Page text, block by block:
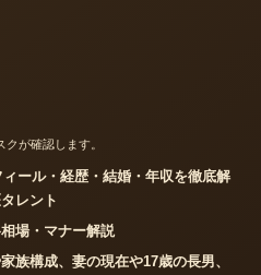
が確認します。
ィール・経歴・結婚・年収を徹底解
レント
場・マナー解説
族構成、妻の現在や17歳の長男、